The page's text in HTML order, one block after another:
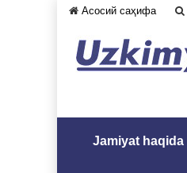
Асосий саҳифа
Jamiyat haqida